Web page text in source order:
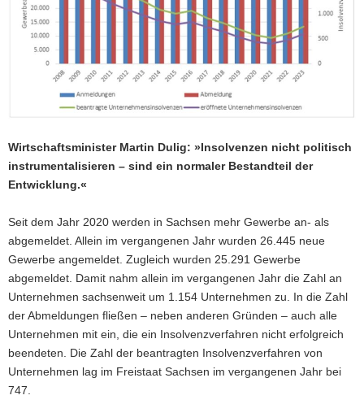
n
Wirtschaftsminister Martin Dulig: »Insolvenzen nicht politisch
instrumentalisieren – sind ein normaler Bestandteil der
Entwicklung.«
Seit dem Jahr 2020 werden in Sachsen mehr Gewerbe an- als
abgemeldet. Allein im vergangenen Jahr wurden 26.445 neue
Gewerbe angemeldet. Zugleich wurden 25.291 Gewerbe
abgemeldet. Damit nahm allein im vergangenen Jahr die Zahl an
Unternehmen sachsenweit um 1.154 Unternehmen zu. In die Zahl
der Abmeldungen fließen – neben anderen Gründen – auch alle
Unternehmen mit ein, die ein Insolvenzverfahren nicht erfolgreich
beendeten. Die Zahl der beantragten Insolvenzverfahren von
Unternehmen lag im Freistaat Sachsen im vergangenen Jahr bei
747.